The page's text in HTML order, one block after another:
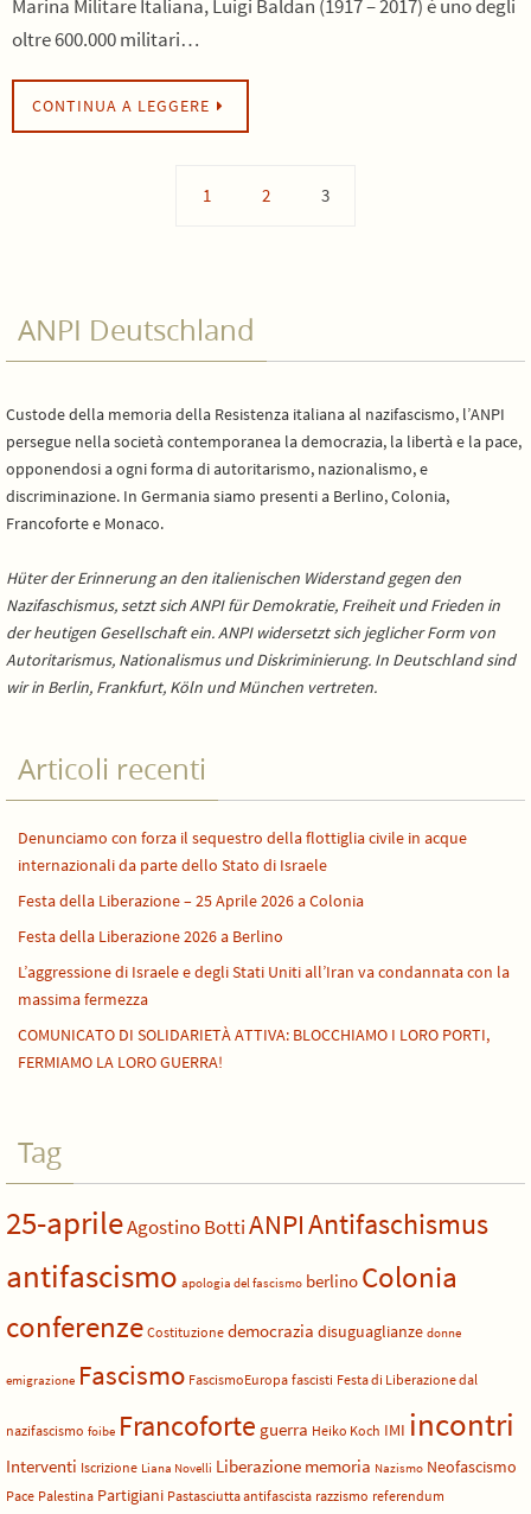
Marina Militare Italiana, Luigi Baldan (1917 – 2017) è uno degli
oltre 600.000 militari…
CONTINUA A LEGGERE
1 2 3
ANPI Deutschland
Custode della memoria della Resistenza italiana al nazifascismo, l’ANPI
persegue nella società contemporanea la democrazia, la libertà e la pace,
opponendosi a ogni forma di autoritarismo, nazionalismo, e
discriminazione. In Germania siamo presenti a Berlino, Colonia,
Francoforte e Monaco.
Hüter der Erinnerung an den italienischen Widerstand gegen den
Nazifaschismus, setzt sich ANPI für Demokratie, Freiheit und Frieden in
der heutigen Gesellschaft ein. ANPI widersetzt sich jeglicher Form von
Autoritarismus, Nationalismus und Diskriminierung. In Deutschland sind
wir in Berlin, Frankfurt, Köln und München vertreten.
Articoli recenti
Denunciamo con forza il sequestro della flottiglia civile in acque
internazionali da parte dello Stato di Israele
Festa della Liberazione – 25 Aprile 2026 a Colonia
Festa della Liberazione 2026 a Berlino
L’aggressione di Israele e degli Stati Uniti all’Iran va condannata con la
massima fermezza
COMUNICATO DI SOLIDARIETÀ ATTIVA: BLOCCHIAMO I LORO PORTI,
FERMIAMO LA LORO GUERRA!
Tag
25-aprileAgostino BottiANPIAntifaschismus
antifascismo apologia del fascismo berlino Colonia
conferenze Costituzione democrazia disuguaglianze donne
emigrazione Fascismo FascismoEuropa fascisti Festa di Liberazione dal
nazifascismo foibe Francoforte guerra Heiko Koch IMI incontri
Interventi Iscrizione Liana Novelli Liberazione memoria Nazismo Neofascismo
Pace Palestina Partigiani Pastasciutta antifascista razzismo referendum